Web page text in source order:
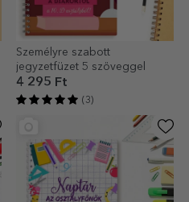
Személyre szabott
jegyzetfüzet 5 szöveggel
4 295 Ft
(3)